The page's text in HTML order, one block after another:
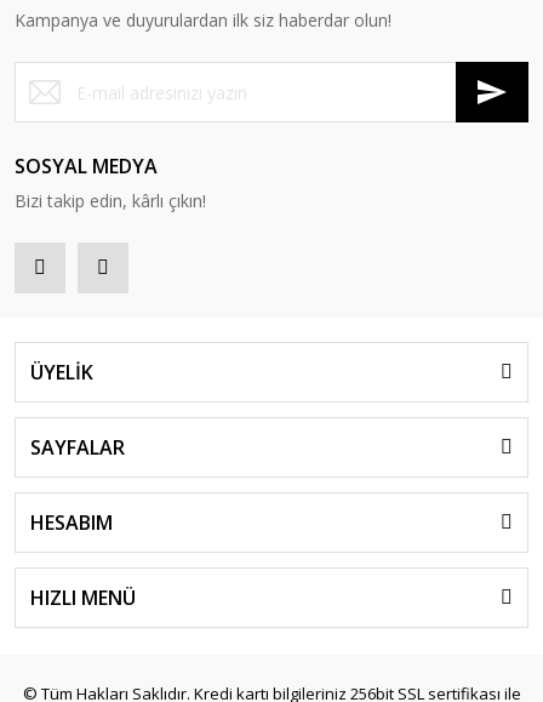
Kampanya ve duyurulardan ilk siz haberdar olun!
SOSYAL MEDYA
Bizi takip edin, kârlı çıkın!
ÜYELİK
SAYFALAR
HESABIM
HIZLI MENÜ
© Tüm Hakları Saklıdır. Kredi kartı bilgileriniz 256bit SSL sertifikası ile